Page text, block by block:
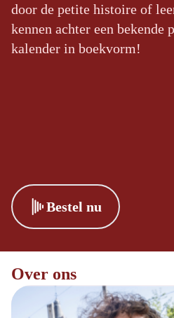
door de petite histoire of
kennen achter een bekende
kalender in boekvorm!
Bestel nu
Over ons